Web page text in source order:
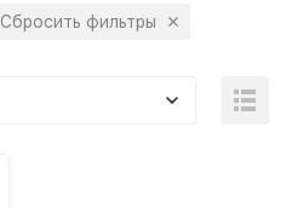
Сбросить фильтры